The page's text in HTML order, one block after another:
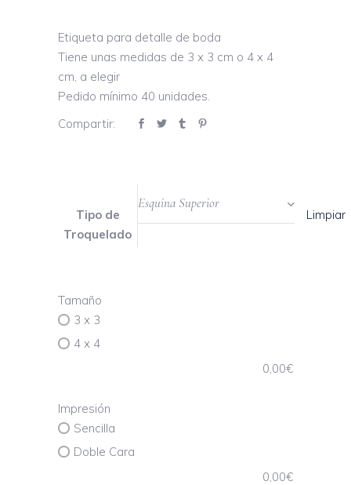
Etiqueta para detalle de boda
Tiene unas medidas de 3 x 3 cm o 4 x 4
cm, a elegir
Pedido mínimo 40 unidades.
Compartir:
Tipo de
Troquelado
Esquina Superior
Limpiar
Tamaño
3 x 3
4 x 4
0,00€
Impresión
Sencilla
Doble Cara
0,00€